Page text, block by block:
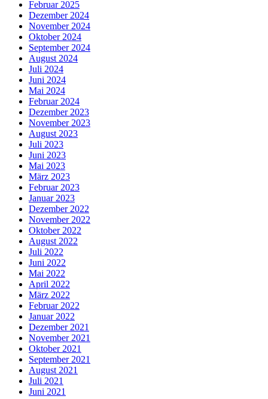
Februar 2025
Dezember 2024
November 2024
Oktober 2024
September 2024
August 2024
Juli 2024
Juni 2024
Mai 2024
Februar 2024
Dezember 2023
November 2023
August 2023
Juli 2023
Juni 2023
Mai 2023
März 2023
Februar 2023
Januar 2023
Dezember 2022
November 2022
Oktober 2022
August 2022
Juli 2022
Juni 2022
Mai 2022
April 2022
März 2022
Februar 2022
Januar 2022
Dezember 2021
November 2021
Oktober 2021
September 2021
August 2021
Juli 2021
Juni 2021